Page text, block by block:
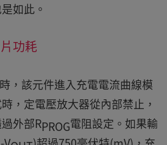
如此。
功耗
時，該元件進入充電電流曲線模
，定電壓放大器從內部禁止，
外部RPROG電阻設定。如果輸